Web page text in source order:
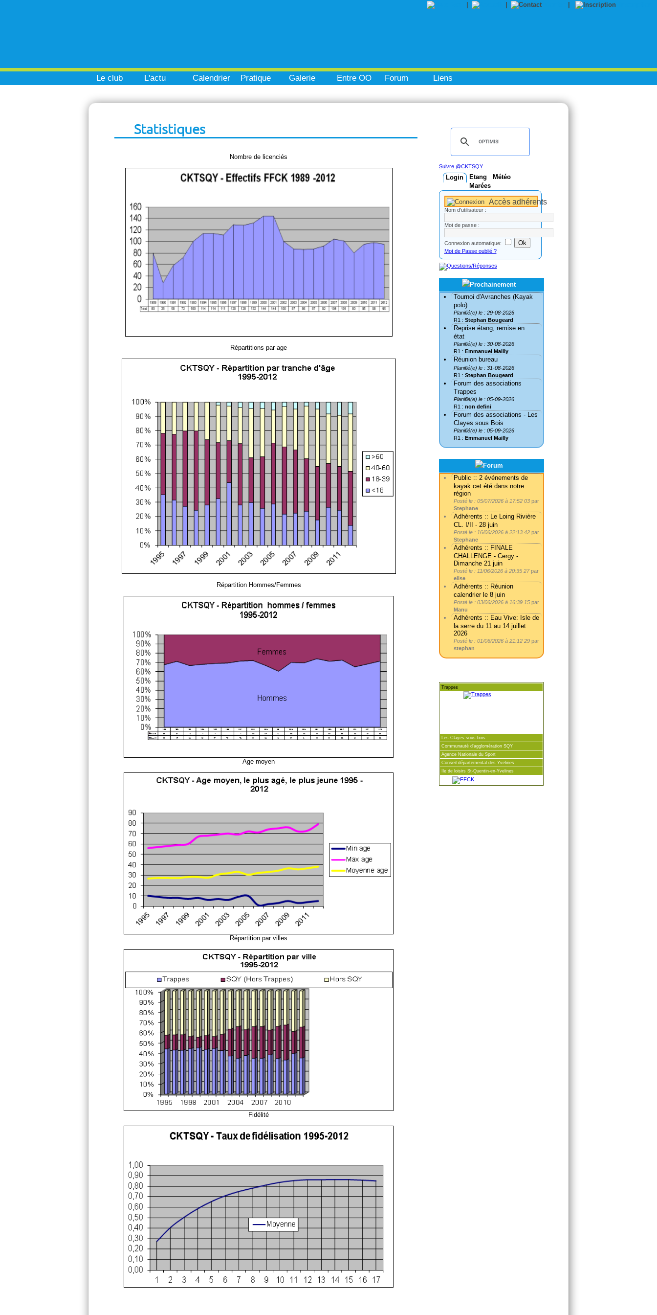
Le club L'actu Calendrier Pratique Galerie Entre OO Forum Liens
Statistiques
Nombre de licenciés
Répartitions par age
Répartition Hommes/Femmes
Age moyen
Répartition par villes
Fidélité
Suivre @CKTSQY
Login Etang
Météo
Marées
Accès adhérents
Nom d'utilisateur :
Mot de passe :
Connexion automatique:
Mot de Passe oublié ?
Tournoi d'Avranches (Kayak
polo)
Planifié(e) le : 29-08-2026
R1 : Stephan Bougeard
Reprise étang, remise en
état
Planifié(e) le : 30-08-2026
R1 : Emmanuel Mailly
Réunion bureau
Planifié(e) le : 31-08-2026
R1 : Stephan Bougeard
Forum des associations
Trappes
Planifié(e) le : 05-09-2026
R1 : non defini
Forum des associations - Les
Clayes sous Bois
Planifié(e) le : 05-09-2026
R1 : Emmanuel Mailly
Public :: 2 événements de
kayak cet été dans notre
région
Posté le : 05/07/2026 à 17:52 03 par
Stephane
Adhérents :: Le Loing Rivière
CL. I/II - 28 juin
Posté le : 16/06/2026 à 22:13 42 par
Stephane
Adhérents :: FINALE
CHALLENGE - Cergy -
Dimanche 21 juin
Posté le : 11/06/2026 à 20:35 27par
elise
Adhérents :: Réunion
calendrier le 8 juin
Posté le : 03/06/2026 à 16:39 15 par
Manu
Adhérents :: Eau Vive: Isle de
la serre du 11 au 14 juillet
2026
Posté le : 01/06/2026 à 21:12 29 par
stephan
Trappes
Les Clayes-sous-bois
Communauté d'agglomération SQY
Agence Nationale du Sport
Conseil départemental des Yvelines
Ile de loisirs St-Quentin-en-Yvelines